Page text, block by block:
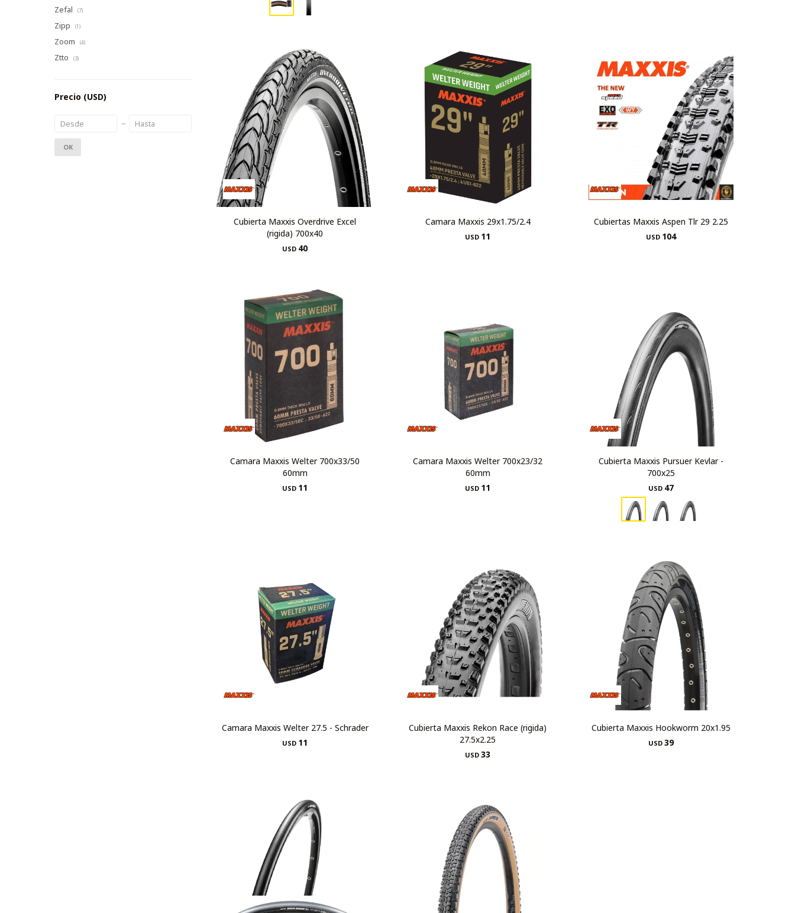
Cubierta Maxxis Overdrive Excel
(rigida) 700x40
USD 40
Camara Maxxis 29x1.75/2.4
USD 11
Cubiertas Maxxis Aspen Tlr 29 2.25
USD 104
Camara Maxxis Welter 700x33/50
60mm
USD 11
Camara Maxxis Welter 700x23/32
60mm
USD 11
Cubierta Maxxis Pursuer Kevlar -
700x25
USD 47
Camara Maxxis Welter 27.5 - Schrader
USD 11
Cubierta Maxxis Rekon Race (rigida)
27.5x2.25
USD 33
Cubierta Maxxis Hookworm 20x1.95
USD 39
Zefal (7)
Zipp (1)
Zoom (4)
Ztto (3)
Precio (USD)
OK